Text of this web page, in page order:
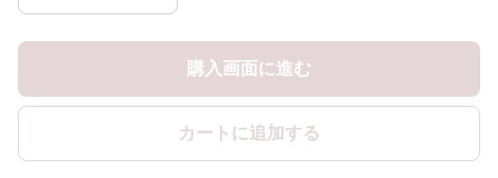
購入画面に進む
カートに追加する